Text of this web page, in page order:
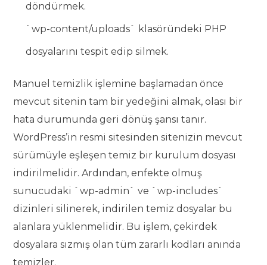
döndürmek.
`wp-content/uploads` klasöründeki PHP
dosyalarını tespit edip silmek.
Manuel temizlik işlemine başlamadan önce
mevcut sitenin tam bir yedeğini almak, olası bir
hata durumunda geri dönüş şansı tanır.
WordPress’in resmi sitesinden sitenizin mevcut
sürümüyle eşleşen temiz bir kurulum dosyası
indirilmelidir. Ardından, enfekte olmuş
sunucudaki `wp-admin` ve `wp-includes`
dizinleri silinerek, indirilen temiz dosyalar bu
alanlara yüklenmelidir. Bu işlem, çekirdek
dosyalara sızmış olan tüm zararlı kodları anında
temizler.